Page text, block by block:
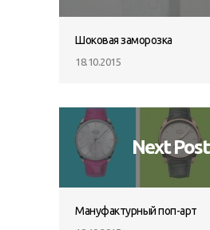
Шоковая заморозка
18.10.2015
Next Post
Мануфактурный поп-арт